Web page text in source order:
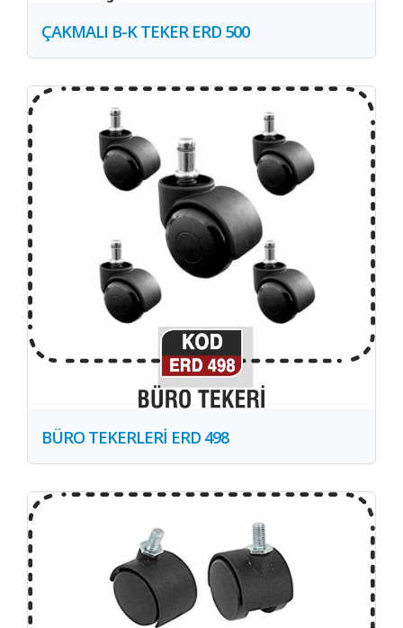
ÇAKMALI B-K TEKER ERD 500
BÜRO TEKERLERİ ERD 498